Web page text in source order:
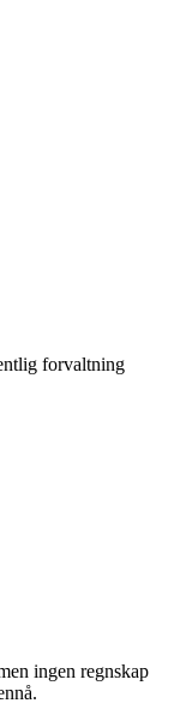
forvaltning
ingen regnskap